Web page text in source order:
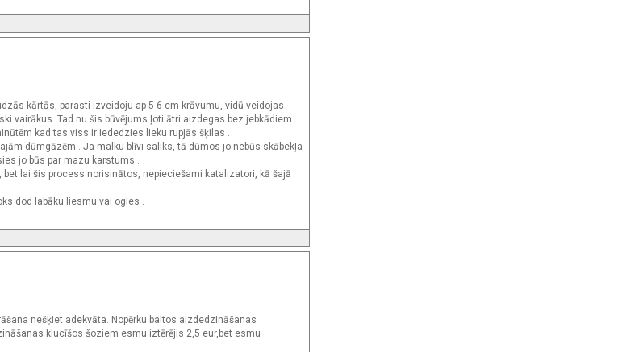
kārtās, parasti izveidoju ap 5-6 cm krāvumu, vidū veidojas
vairākus. Tad nu šis būvējums ļoti ātri aizdegas bez jebkādiem
kad tas viss ir iededzies lieku rupjās šķilas .
dūmgāzēm . Ja malku blīvi saliks, tā dūmos jo nebūs skābekļa
jo būs par mazu karstums .
lai šis process norisinātos, nepieciešami katalizatori, kā šajā
dod labāku liesmu vai ogles .
nešķiet adekvāta. Nopērku baltos aizdedzināšanas
klucīšos šoziem esmu iztērējis 2,5 eur,bet esmu